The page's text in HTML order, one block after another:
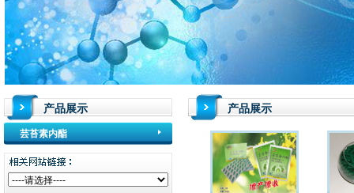
产品展示
芸苔素内酯
产品展示